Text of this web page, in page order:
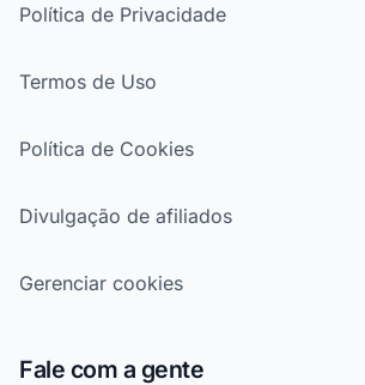
Política de Privacidade
Termos de Uso
Política de Cookies
Divulgação de afiliados
Gerenciar cookies
Fale com a gente